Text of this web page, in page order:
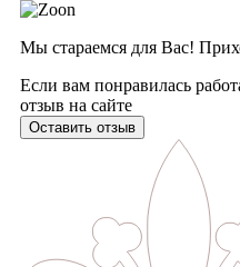
Мы стараемся для Вас!
Если вам понравилась
отзыв на сайте
Оставить отзыв